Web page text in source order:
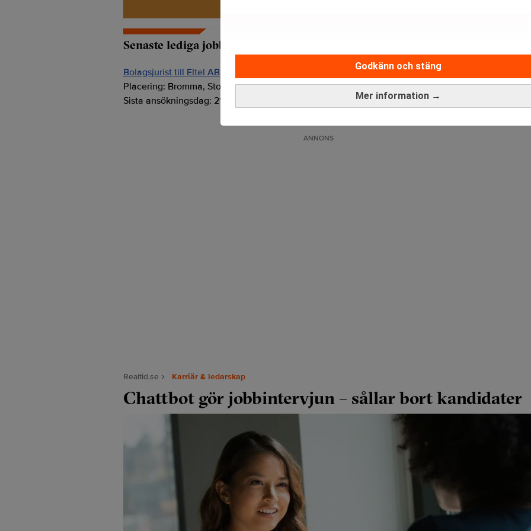
Mer information →
Godkänn och stäng
Senaste lediga jobben
Bolagsjurist till Eltel AB
Placering: Bromma, Stockholm
Sista ansökningsdag: 21/08/2026
Medarbetare inom Intern
Sista ansökningsdag:
ANNONS
Realtid.se Karriär & ledarskap
Chattbot gör jobbintervjun – sållar bort kandidater